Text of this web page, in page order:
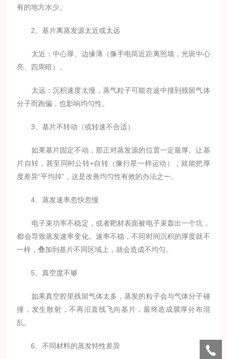
有的地方水少。
2、基片离蒸发源太近或太远
太近：中心厚、边缘薄（像手电筒近距离照墙，光斑中心
亮、四周暗）。
太远：沉积速度太慢，蒸气粒子可能在途中撞到残留气体
分子而跑偏，也影响均匀性。
3、基片不转动（或转速不合适）
如果基片固定不动，那正对蒸发源的位置一定最厚。让基
片自转，甚至同时公转+自转（像行星一样运动），就能把厚
度差异“平均掉”，这是改善均匀性有效的办法之一。
4、蒸发速率忽快忽慢
电子束功率不稳定，或者靶材表面被电子束轰出一个坑，
都会导致蒸发速率变化。速率不稳，不同时间沉积的厚度就不
一样，叠加到基片不同区域上，就会造成不均匀。
5、真空度不够
如果真空腔里残留气体太多，蒸发的粒子会与气体分子碰
撞，发生散射，不再沿直线飞向基片，最终造成膜厚分布混
乱。
6、不同材料的蒸发特性差异